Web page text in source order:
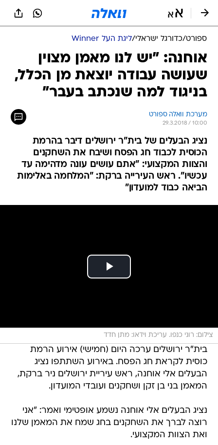
ספורט/כדורגל ישראלי/ליגת העל Winner
אוחנה: "יש לנו מאמן מצוין
שעושה עבודה יוצאת מן הכלל,
בניגוד למה שנכתב בעבר"
מערכת וואלה ספורט
29.3.2018 / 10:00
נציג הבעלים של בית"ר ירושלים דיבר בהרמת
הכוסית לכבוד חג הפסח ושיבח את השחקנים
והצוות המקצועי: "אתם עושים עונה מדהימה עד
עכשיו". ראש העירייה ברקת: "המלחמה באלימות
הביאה כבוד למועדון"
צילום: רוני כנפו. עריכת וידאו: מתן חדד
בית"ר ירושלים ערכה היום (חמישי) אירוע הרמת
כוסית לקראת חג הפסח. באירוע השתתפו נציג
הבעלים אלי אוחנה, ראש עיריית ירושלים ניר ברקת,
המאמן בני בן זקן ושחקנים ועובדי המועדון.
נציג הבעלים אלי אוחנה נשמע אופטימי ואמר: "אני
רוצה לברך את השחקנים בחג שמח את המאמן שלנו
ואת הצוות המקצועי.